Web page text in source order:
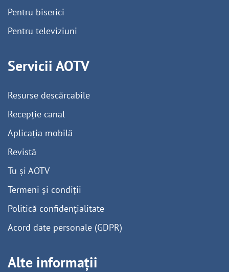
Pentru biserici
Pentru televiziuni
Servicii AOTV
Resurse descărcabile
Recepție canal
Aplicația mobilă
Revistă
Tu și AOTV
Termeni și condiții
Politică confidențialitate
Acord date personale (GDPR)
Alte informații